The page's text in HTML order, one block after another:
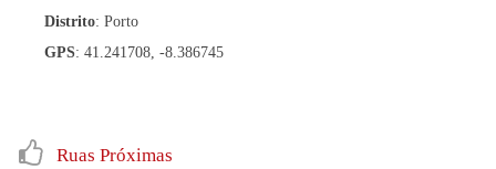
Distrito: Porto
GPS: 41.241708, -8.386745
Ruas Próximas